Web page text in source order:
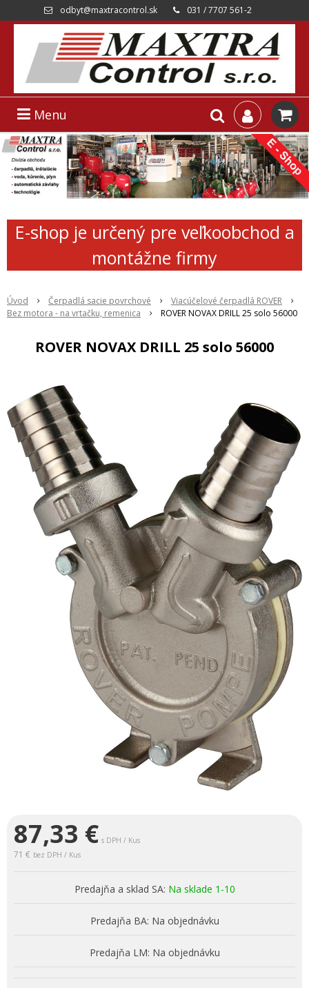
odbyt@maxtracontrol.sk 031 / 7707 561-2
Menu
E-shop je určený pre veľkoobchod a
montážne firmy
Úvod Čerpadlá sacie povrchové
Viacúčelové čerpadlá ROVER
Bez motora - na vrtačku, remenica
ROVER NOVAX DRILL 25 solo 56000
ROVER NOVAX DRILL 25 solo 56000
87,33 € s DPH / Kus
71 € bez DPH / Kus
Predajňa a sklad SA: Na sklade 1-10
Predajňa BA: Na objednávku
Predajňa LM: Na objednávku